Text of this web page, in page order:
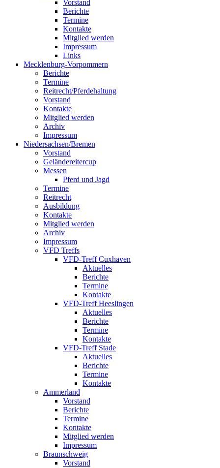
Vorstand
Berichte
Termine
Kontakte
Mitglied werden
Impressum
Links
Mecklenburg-Vorpommern
Berichte
Termine
Reitrecht/Pferdehaltung
Vorstand
Kontakte
Mitglied werden
Archiv
Impressum
Niedersachsen/Bremen
Vorstand
Geländereitercup
Messen
Pferd und Jagd
Termine
Reitrecht
Ausbildung
Kontakte
Mitglied werden
Archiv
Impressum
VFD Treffs
VFD-Treff Cuxhaven
Aktuelles
Berichte
Termine
Kontakte
VFD-Treff Heeslingen
Aktuelles
Berichte
Termine
Kontakte
VFD-Treff Stade
Aktuelles
Berichte
Termine
Kontakte
Ammerland
Vorstand
Berichte
Termine
Kontakte
Mitglied werden
Impressum
Braunschweig
Vorstand